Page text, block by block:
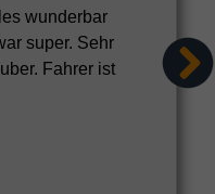
wunderbar
super. Sehr
Fahrer ist